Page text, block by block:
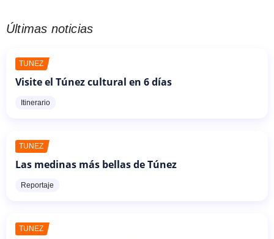
Últimas noticias
TÚNEZ
Visite el Túnez cultural en 6 días
Itinerario
TÚNEZ
Las medinas más bellas de Túnez
Reportaje
TÚNEZ